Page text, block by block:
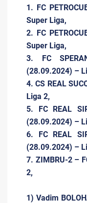
1. FC
Super Liga,
2. FC
Super Liga,
3. FC
(28.09.2024) –
4. CS REAL
Liga 2,
5. FC REAL
(28.09.2024) –
6. FC REAL
(28.09.2024) –
7. ZIMBRU-2 –
2,
1) Vadim